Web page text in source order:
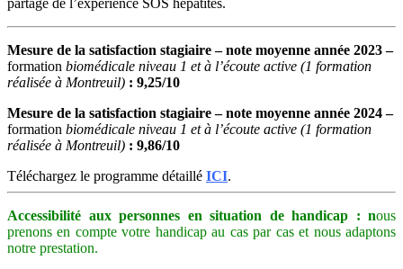
Mesure de la satisfaction stagiaire – note moyenne année 2023 –
formation biomédicale niveau 1 et à l’écoute active (1 formation
réalisée à Montreuil) : 9,25/10
Mesure de la satisfaction stagiaire – note moyenne année 2024 –
formation biomédicale niveau 1 et à l’écoute active (1 formation
réalisée à Montreuil) : 9,86/10
Téléchargez le programme détaillé ICI.
Accessibilité aux personnes en situation de handicap : nous
prenons en compte votre handicap au cas par cas et nous adaptons
notre prestation.